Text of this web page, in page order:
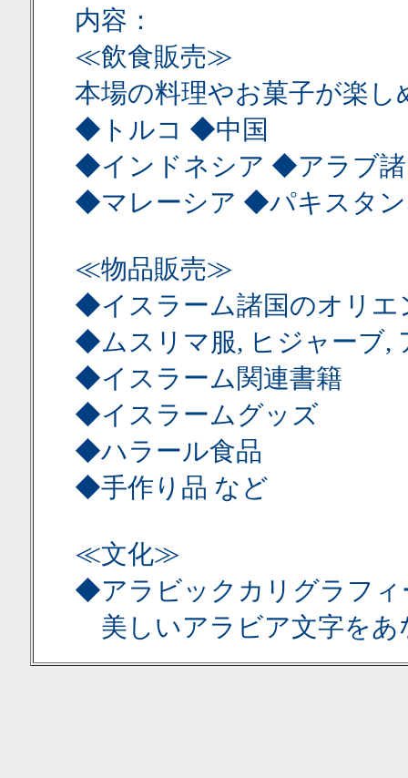
内容：
≪飲食販売≫
本場の料理やお菓子が楽し
◆トルコ ◆中国
◆インドネシア ◆アラブ
◆マレーシア ◆パキスタ
≪物品販売≫
◆イスラーム諸国のオリエ
◆ムスリマ服, ヒジャーブ,
◆イスラーム関連書籍
◆イスラームグッズ
◆ハラール食品
◆手作り品 など
≪文化≫
◆アラビックカリグラフィ
美しいアラビア文字をあ